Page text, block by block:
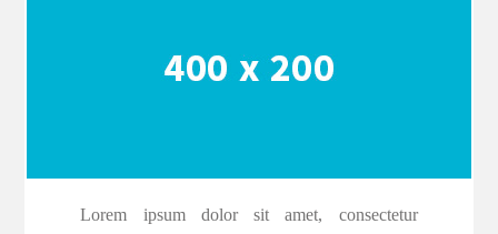
Lorem ipsum dolor sit amet, consectetur